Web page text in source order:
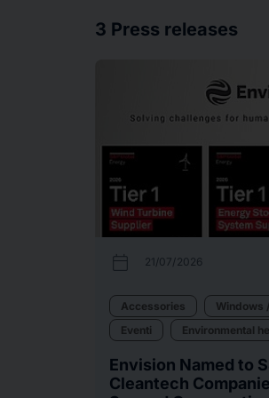
3 Press releases
calendar_today 21/07/2026
Accessories Windows
Eventi
Environmental
Envision Named to
Cleantech